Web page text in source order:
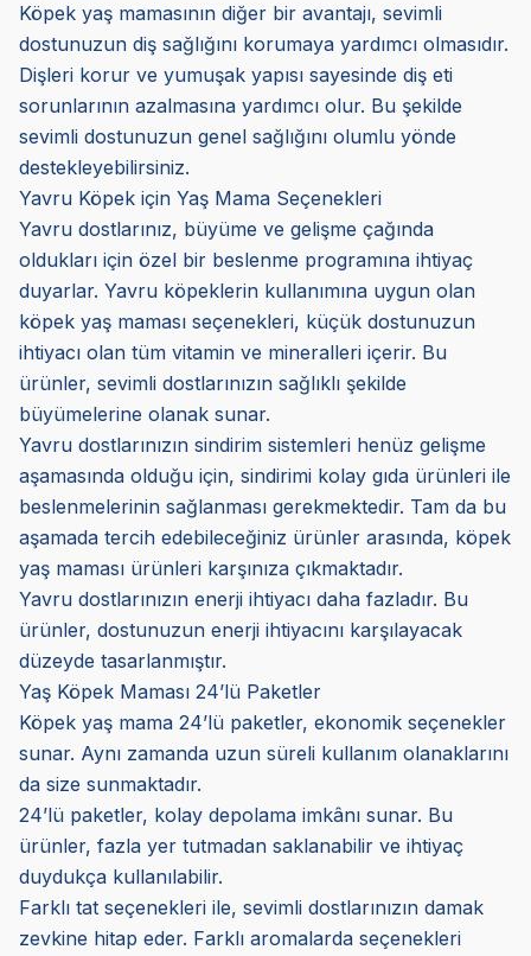
Köpek yaş mamasının diğer bir avantajı, sevimli
dostunuzun diş sağlığını korumaya yardımcı olmasıdır.
Dişleri korur ve yumuşak yapısı sayesinde diş eti
sorunlarının azalmasına yardımcı olur. Bu şekilde
sevimli dostunuzun genel sağlığını olumlu yönde
destekleyebilirsiniz.
Yavru Köpek için Yaş Mama Seçenekleri
Yavru dostlarınız, büyüme ve gelişme çağında
oldukları için özel bir beslenme programına ihtiyaç
duyarlar. Yavru köpeklerin kullanımına uygun olan
köpek yaş maması seçenekleri, küçük dostunuzun
ihtiyacı olan tüm vitamin ve mineralleri içerir. Bu
ürünler, sevimli dostlarınızın sağlıklı şekilde
büyümelerine olanak sunar.
Yavru dostlarınızın sindirim sistemleri henüz gelişme
aşamasında olduğu için, sindirimi kolay gıda ürünleri ile
beslenmelerinin sağlanması gerekmektedir. Tam da bu
aşamada tercih edebileceğiniz ürünler arasında, köpek
yaş maması ürünleri karşınıza çıkmaktadır.
Yavru dostlarınızın enerji ihtiyacı daha fazladır. Bu
ürünler, dostunuzun enerji ihtiyacını karşılayacak
düzeyde tasarlanmıştır.
Yaş Köpek Maması 24’lü Paketler
Köpek yaş mama 24’lü paketler, ekonomik seçenekler
sunar. Aynı zamanda uzun süreli kullanım olanaklarını
da size sunmaktadır.
24’lü paketler, kolay depolama imkânı sunar. Bu
ürünler, fazla yer tutmadan saklanabilir ve ihtiyaç
duydukça kullanılabilir.
Farklı tat seçenekleri ile, sevimli dostlarınızın damak
zevkine hitap eder. Farklı aromalarda seçenekleri